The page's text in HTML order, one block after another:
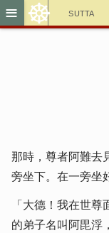
Sutta
≡ ☸
那時，尊者阿難去
旁坐下。在一旁坐
「大德！我在世
的弟子名叫阿毘浮